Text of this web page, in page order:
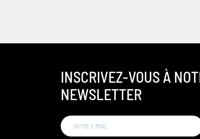
INSCRIVEZ-VOUS À
NEWSLETTER